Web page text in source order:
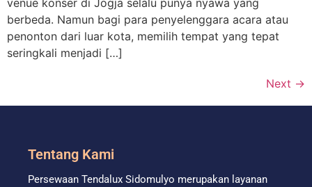
berbeda. Namun bagi para penyelenggara acara atau
penonton dari luar kota, memilih tempat yang tepat
seringkali menjadi […]
Next →
Tentang Kami
Persewaan Tendalux Sidomulyo merupakan layanan